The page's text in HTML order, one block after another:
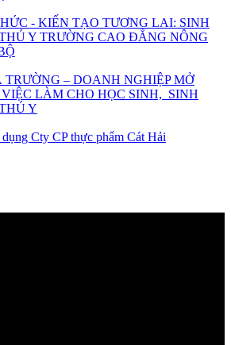
- KIẾN TẠO TƯƠNG LAI: SINH
Y TRƯỜNG CAO ĐẲNG NÔNG
– DOANH NGHIỆP MỞ
LÀM CHO HỌC SINH, SINH
Y
Cty CP thực phẩm Cát Hải